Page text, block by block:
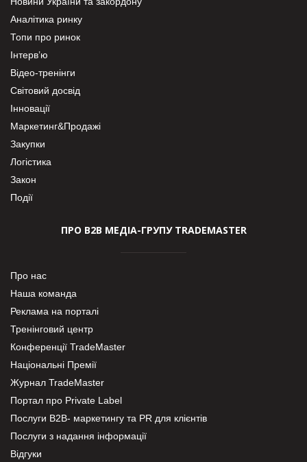
Аналітика ринку
Топи про ринок
Інтерв’ю
Відео-тренінги
Світовий досвід
Інновації
Маркетинг&Продажі
Закупки
Логістика
Закон
Події
ПРО В2В МЕДІА-ГРУПУ TRADEMASTER
Про нас
Наша команда
Реклама на порталі
Тренінговий центр
Конференції TradeMaster
Національні Премії
Журнал TradeMaster
Портал про Private Label
Послуги В2В- маркетингу та PR для клієнтів
Послуги з надання інформації
Відгуки